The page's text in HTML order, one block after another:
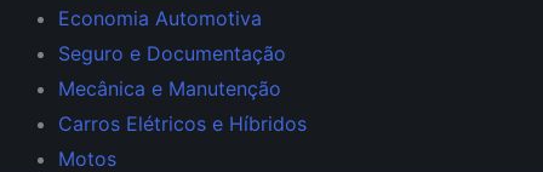
Economia Automotiva
Seguro e Documentação
Mecânica e Manutenção
Carros Elétricos e Híbridos
Motos